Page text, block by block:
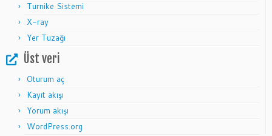
Turnike Sistemi
X-ray
Yer Tuzağı
Üst veri
Oturum aç
Kayıt akışı
Yorum akışı
WordPress.org